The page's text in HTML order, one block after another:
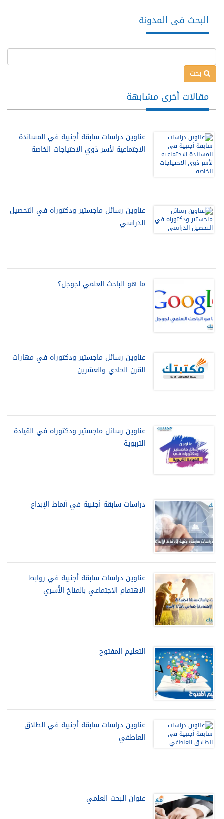
البحث فى المدونة
بحث
مقالات أخرى مشابهة
عناوين دراسات سابقة أجنبية في المساندة
الاجتماعية لأسر ذوي الاحتياجات الخاصة
عناوين رسائل ماجستير ودكتوراه في التحصيل
الدراسي
ما هو الباحث العلمي لجوجل؟
عناوين رسائل ماجستير ودكتوراه في مهارات
القرن الحادي والعشرين
عناوين رسائل ماجستير ودكتوراه في القيادة
التربوية
دراسات سابقة أجنبية في أنماط الإبداع
عناوين دراسات سابقة أجنبية في روابط
الاهتمام الاجتماعي بالمناخ الأُسري
التعليم المفتوح
عناوين دراسات سابقة أجنبية في الطلاق
العاطفي
عنوان البحث العلمي